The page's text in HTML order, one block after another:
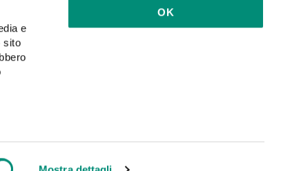
e
sito
OK
Privacy